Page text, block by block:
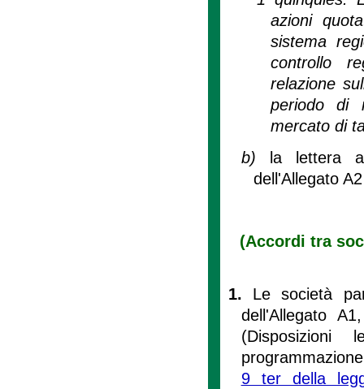
azioni
sistema
controllo
relazione
periodo di
mercato di
b)
la lettera
dell'Allegato
(Accordi tra
1. Le società
dell'Allegato
(Disposizioni
9 ter della